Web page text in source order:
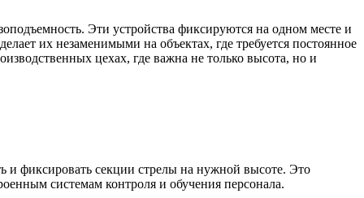
Эти устройства фиксируются на одном месте и
их незаменимыми на объектах, где требуется постоянное
цехах, где важна не только высота, но и
и фиксировать секции стрелы на нужной высоте. Это
системам контроля и обучения персонала.